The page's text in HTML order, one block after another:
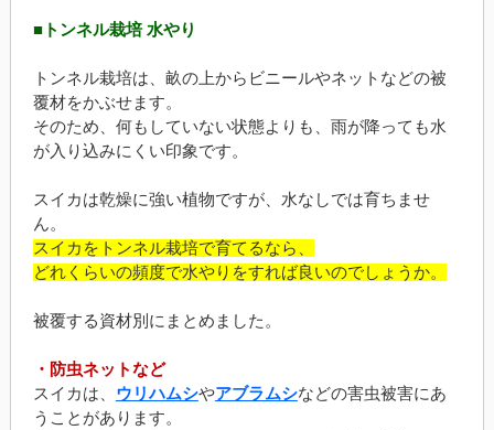
■トンネル栽培 水やり
トンネル栽培は、畝の上からビニールやネットなどの被
覆材をかぶせます。
そのため、何もしていない状態よりも、雨が降っても水
が入り込みにくい印象です。
スイカは乾燥に強い植物ですが、水なしでは育ちませ
ん。
スイカをトンネル栽培で育てるなら、
どれくらいの頻度で水やりをすれば良いのでしょうか。
被覆する資材別にまとめました。
・防虫ネットなど
スイカは、 ウリハムシやアブラムシなどの害虫被害にあ
うことがあります。